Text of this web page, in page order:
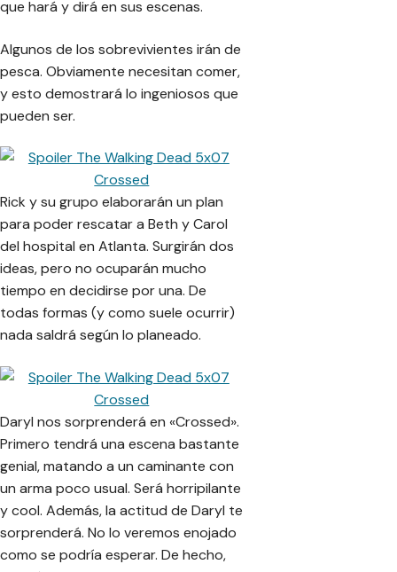
que hará y dirá en sus escenas.
Algunos de los sobrevivientes irán de
pesca. Obviamente necesitan comer,
y esto demostrará lo ingeniosos que
pueden ser.
Rick y su grupo elaborarán un plan
para poder rescatar a Beth y Carol
del hospital en Atlanta. Surgirán dos
ideas, pero no ocuparán mucho
tiempo en decidirse por una. De
todas formas (y como suele ocurrir)
nada saldrá según lo planeado.
Daryl nos sorprenderá en «Crossed».
Primero tendrá una escena bastante
genial, matando a un caminante con
un arma poco usual. Será horripilante
y cool. Además, la actitud de Daryl te
sorprenderá. No lo veremos enojado
como se podría esperar. De hecho,